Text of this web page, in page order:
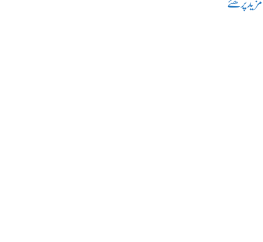
مزید پرھئے